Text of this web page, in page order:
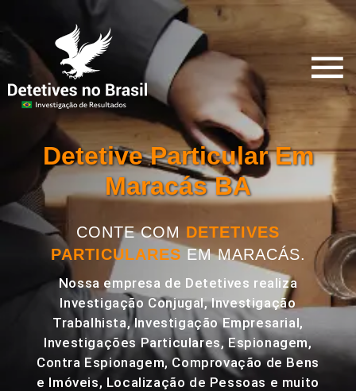
Detetive Particular Em
Maracás BA
CONTE COM DETETIVES
PARTICULARES EM MARACÁS.
Nossa empresa de Detetives realiza
Investigação Conjugal, Investigação
Trabalhista, Investigação Empresarial,
Investigações Particulares, Espionagem,
Contra Espionagem, Comprovação de Bens
e Imóveis, Localização de Pessoas e muito